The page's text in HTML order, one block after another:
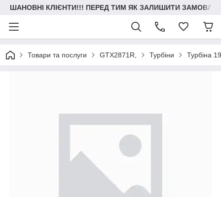
ШАНОВНІ КЛІЄНТИ!!! ПЕРЕД ТИМ ЯК ЗАЛИШИТИ
Товари та послуги GTX2871R, Турбіни Турбіна